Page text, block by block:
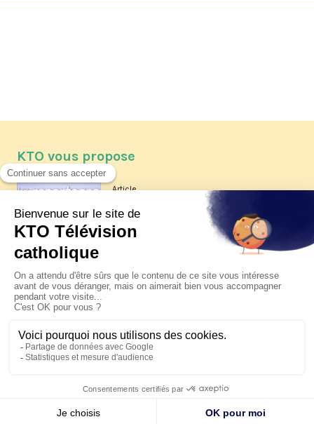
KTO vous propose
Article
Les reportages d'été 2026 de KTO
La visite pastorale du pape Léon
XIV à Assise à suivre sur KTO le
jeudi 6 août
Le pape en Uruguay, Argentine et
Pérou du 6 au 17 novembre 2026
© KTO 2026 — Mentions légales